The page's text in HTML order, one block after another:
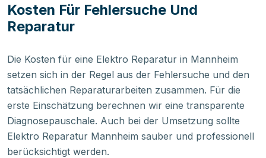
Kosten Für Fehlersuche Und
Reparatur
Die Kosten für eine Elektro Reparatur in Mannheim
setzen sich in der Regel aus der Fehlersuche und den
tatsächlichen Reparaturarbeiten zusammen. Für die
erste Einschätzung berechnen wir eine transparente
Diagnosepauschale. Auch bei der Umsetzung sollte
Elektro Reparatur Mannheim sauber und professionell
berücksichtigt werden.